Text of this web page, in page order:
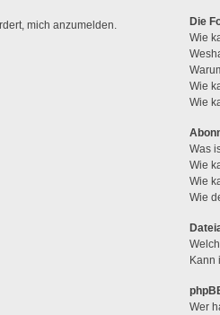
mich anzumelden.
Die
Wie
Wie
Wie
Was
Wie
Wie
Wie
Kann
Wer